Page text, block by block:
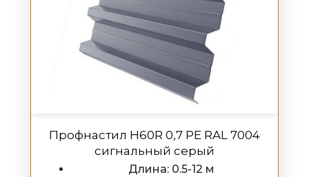
Профнастил H60R 0,7 PE RAL 7004
сигнальный серый
Длина: 0.5-12 м